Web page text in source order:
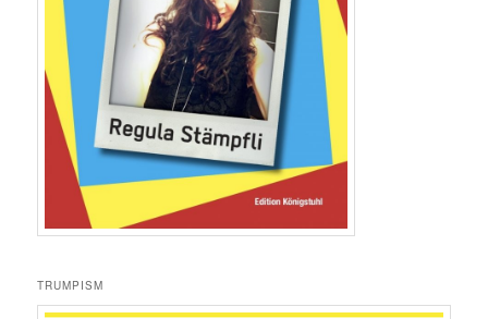
TRUMPISM